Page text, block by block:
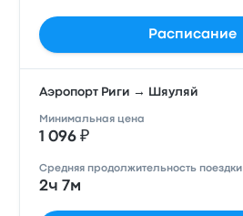
Расписание
Аэропорт Риги → Шяуляй
Минимальная цена
1 096 ₽
Средняя продолжительность поездки
2ч 7м